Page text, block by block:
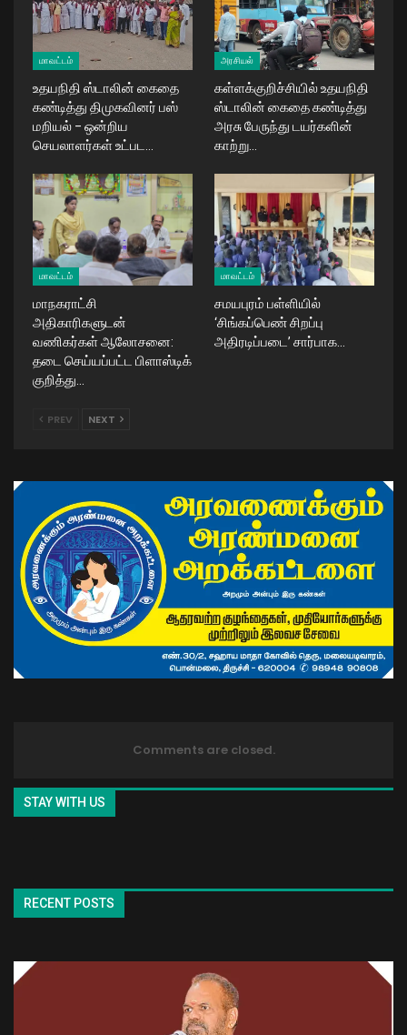
மாவட்டம்
உதயநிதி ஸ்டாலின் கைதை
கண்டித்து திமுகவினர் பஸ்
மறியல் – ஒன்றிய
செயலாளர்கள் உட்பட…
அரசியல்
கள்ளக்குறிச்சியில் உதயநிதி
ஸ்டாலின் கைதை கண்டித்து
அரசு பேருந்து டயர்களின்
காற்று…
மாவட்டம்
மாநகராட்சி
அதிகாரிகளுடன்
வணிகர்கள் ஆலோசனை:
தடை செய்யப்பட்ட பிளாஸ்டிக்
குறித்து…
மாவட்டம்
சமயபுரம் பள்ளியில்
‘சிங்கப்பெண் சிறப்பு
அதிரடிப்படை’ சார்பாக…
PREV NEXT
Comments are closed.
STAY WITH US
RECENT POSTS